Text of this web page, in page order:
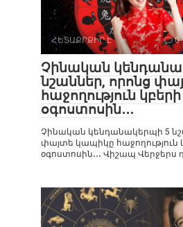
ՀԵՏԱՔՐՔԻՐ Է 0
Չինական
նշաններ, որոնց
հաջողություն կբերի
օգոստոսին․․․
Չինական կենդանակերպի 5
փայտե կապիկը հաջողություն
օգոստոսին․․․ Վիշապ